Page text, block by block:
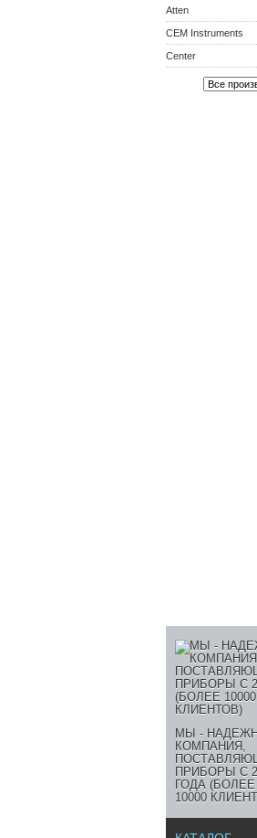
Atten
CEM Instruments
Center
МЫ -
КОМПАНИЯ,
ПРИБОРЫ С
ГОДА (БОЛЕЕ
10000